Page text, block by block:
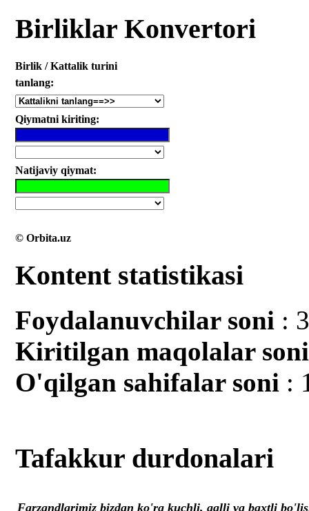
Birliklar Konvertori
Birlik / Kattalik turini
tanlang:
Qiymatni kiriting:
Natijaviy qiymat:
© Orbita.uz
Kontent statistikasi
Foydalanuvchilar soni :
Kiritilgan mаqolalar soni
O'qilgan sahifalar soni :
Tafakkur durdonalari
Farzandlarimiz bizdan ko'ra kuchli, aqlli va baxtli